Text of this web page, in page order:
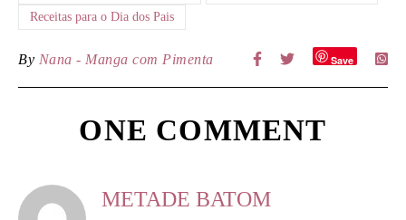
Receitas para o Dia dos Pais
By Nana - Manga com Pimenta Save
ONE COMMENT
METADE BATOM